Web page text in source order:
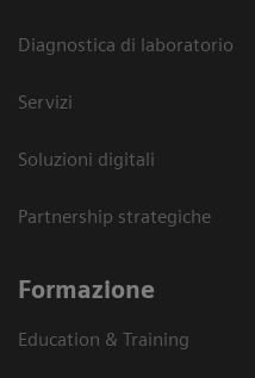
Diagnostica di laboratorio
Servizi
Soluzioni digitali
Partnership strategiche
Formazione
Education & Training